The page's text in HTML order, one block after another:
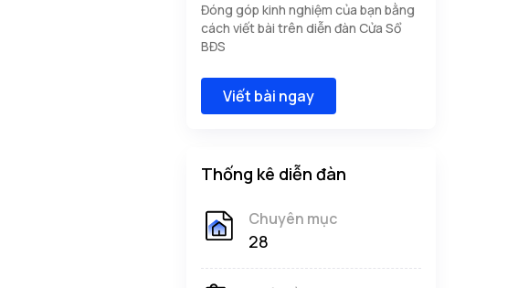
Đóng góp kinh nghiệm của bạn bằng
cách viết bài trên diễn đàn Cửa Sổ
BĐS
Viết bài ngay
Thống kê diễn đàn
Chuyên mục
28